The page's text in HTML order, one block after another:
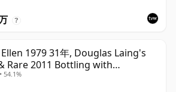
?
1979 31年, Douglas Laing's
Rare 2011 Bottling with
Case
54.1%